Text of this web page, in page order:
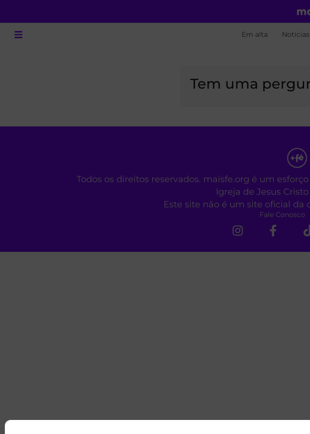
Em alta Notícias
Tem uma
Todos os direitos reservados. maisfe.org é um
Igreja de Jesus
Este site não é um site oficial
Fale Conosco